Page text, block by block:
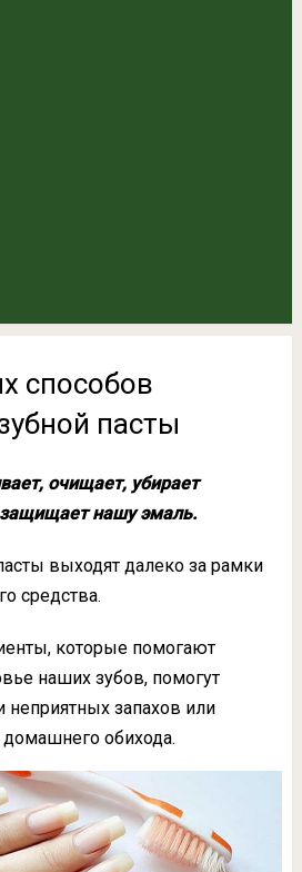
способов
пасты
очищает, убирает
нашу эмаль.
выходят далеко за рамки
средства.
которые помогают
наших зубов, помогут
неприятных запахов или
обихода.